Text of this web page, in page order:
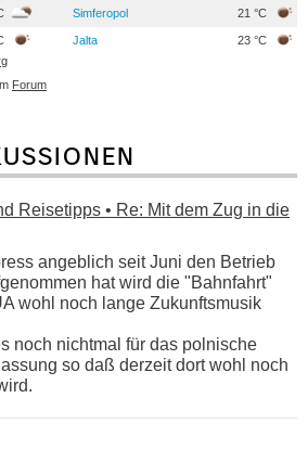
Simferopol 21 °C
Jalta
23 °C
Forum
Reisetipps • Re: Mit dem Zug in die
angeblich seit Juni den Betrieb
hat wird die "Bahnfahrt"
wohl noch lange Zukunftsmusik
noch nichtmal für das polnische
so daß derzeit dort wohl noch